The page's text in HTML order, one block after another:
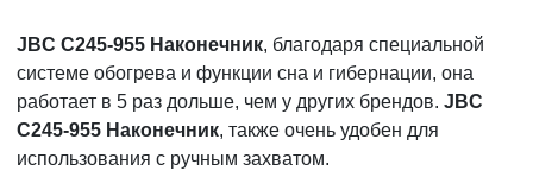
JBC C245-955 Наконечник, благодаря специальной
системе обогрева и функции сна и гибернации, она
работает в 5 раз дольше, чем у других брендов. JBC
C245-955 Наконечник, также очень удобен для
использования с ручным захватом.